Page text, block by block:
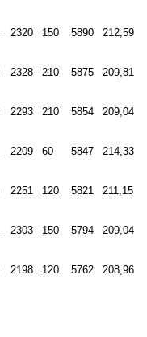
2320 150 5890 212,59
2328 210 5875 209,81
2293 210 5854 209,04
2209 60 5847 214,33
2251 120 5821 211,15
2303 150 5794 209,04
2198 120 5762 208,96